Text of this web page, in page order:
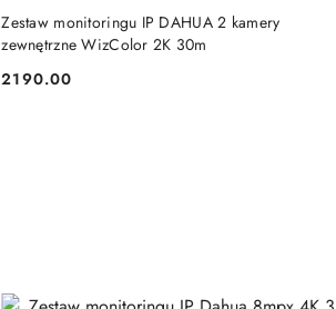
Zestaw monitoringu IP DAHUA 2 kamery
zewnętrzne WizColor 2K 30m
Cena:
2190.00
BRAK TOWARU